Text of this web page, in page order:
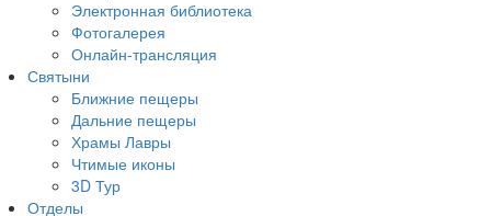
Электронная библиотека
Фотогалерея
Онлайн-трансляция
Святыни
Ближние пещеры
Дальние пещеры
Храмы Лавры
Чтимые иконы
3D Тур
Отделы